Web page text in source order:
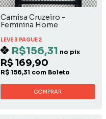
Camisa Cruzeiro -
Feminina Home
LEVE 3 PAGUE 2
R$156,31 no pix
R$ 169,90
R$ 156,31 com Boleto
COMPRAR